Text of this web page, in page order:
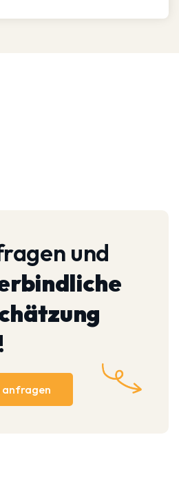
und
anfragen